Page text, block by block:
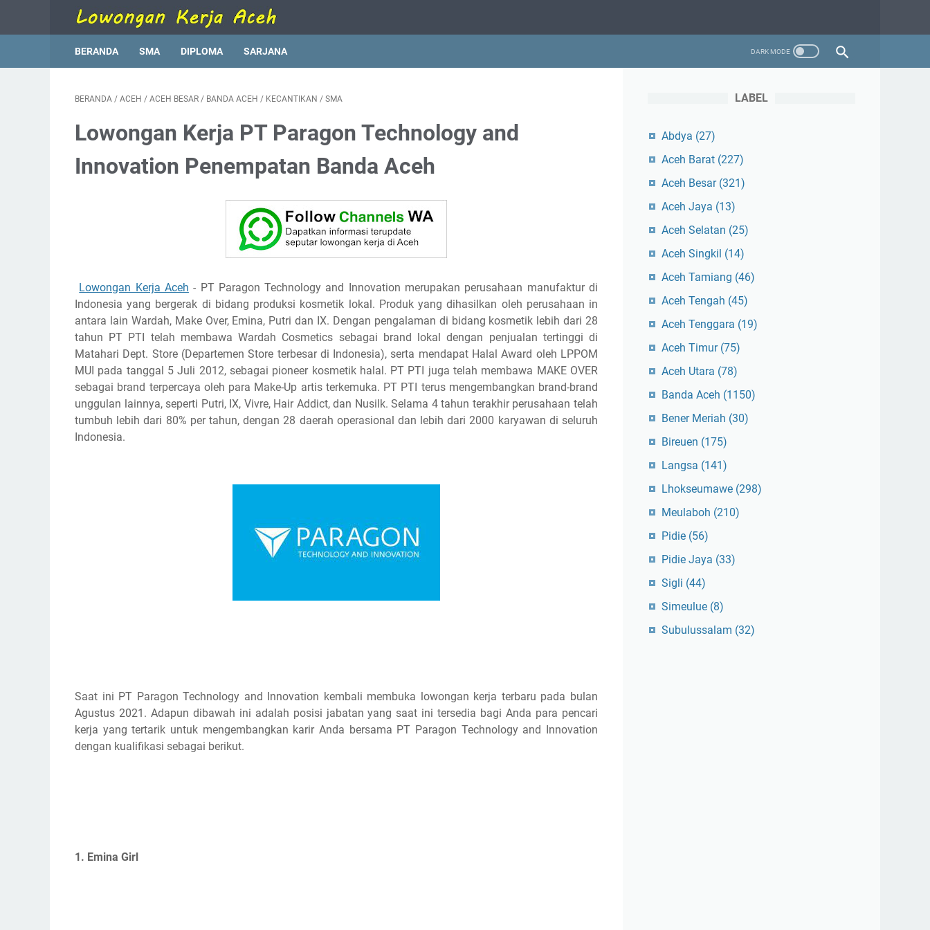
BERANDA SMA DIPLOMA SARJANA
BERANDA / ACEH / ACEH BESAR / BANDA ACEH / KECANTIKAN / SMA
Lowongan Kerja PT Paragon Technology and
Innovation Penempatan Banda Aceh
Lowongan Kerja Aceh - PT Paragon Technology and Innovation merupakan perusahaan manufaktur di
Indonesia yang bergerak di bidang produksi kosmetik lokal. Produk yang dihasilkan oleh perusahaan in
antara lain Wardah, Make Over, Emina, Putri dan IX. Dengan pengalaman di bidang kosmetik lebih dari 28
tahun PT PTI telah membawa Wardah Cosmetics sebagai brand lokal dengan penjualan tertinggi di
Matahari Dept. Store (Departemen Store terbesar di Indonesia), serta mendapat Halal Award oleh LPPOM
MUI pada tanggal 5 Juli 2012, sebagai pioneer kosmetik halal. PT PTI juga telah membawa MAKE OVER
sebagai brand terpercaya oleh para Make-Up artis terkemuka. PT PTI terus mengembangkan brand-brand
unggulan lainnya, seperti Putri, IX, Vivre, Hair Addict, dan Nusilk. Selama 4 tahun terakhir perusahaan telah
tumbuh lebih dari 80% per tahun, dengan 28 daerah operasional dan lebih dari 2000 karyawan di seluruh
Indonesia.
Saat ini PT Paragon Technology and Innovation kembali membuka lowongan kerja terbaru pada bulan
Agustus 2021. Adapun dibawah ini adalah posisi jabatan yang saat ini tersedia bagi Anda para pencari
kerja yang tertarik untuk mengembangkan karir Anda bersama PT Paragon Technology and Innovation
dengan kualifikasi sebagai berikut.
1. Emina Girl
LABEL
Abdya (27)
Aceh Barat (227)
Aceh Besar (321)
Aceh Jaya (13)
Aceh Selatan (25)
Aceh Singkil (14)
Aceh Tamiang (46)
Aceh Tengah (45)
Aceh Tenggara (19)
Aceh Timur (75)
Aceh Utara (78)
Banda Aceh (1150)
Bener Meriah (30)
Bireuen (175)
Langsa (141)
Lhokseumawe (298)
Meulaboh (210)
Pidie (56)
Pidie Jaya (33)
Sigli (44)
Simeulue (8)
Subulussalam (32)